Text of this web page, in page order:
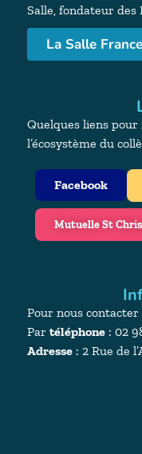
Salle, fondateur des
La Salle France
Quelques liens
l’écosystème du
Facebook
Mutuelle St
Pour nous contacter
Par téléphone : 02
Adresse : 2 Rue de